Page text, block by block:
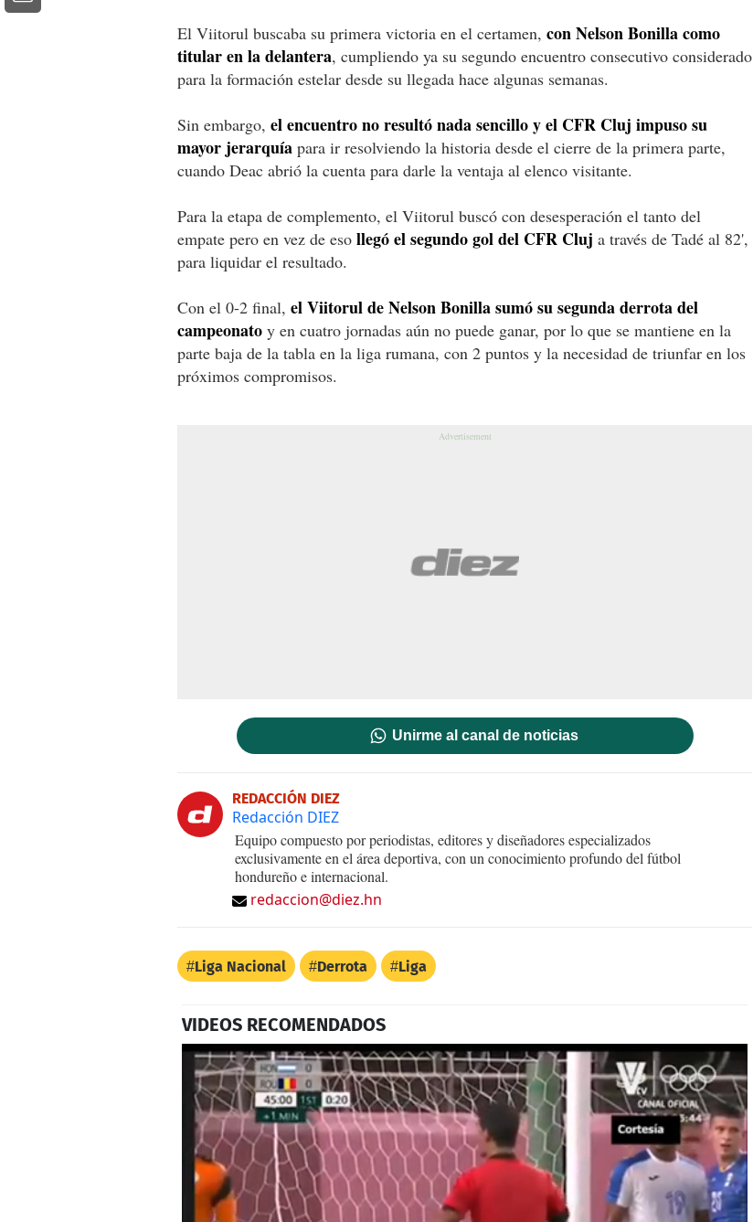
El Viitorul buscaba su primera victoria en el certamen, con Nelson Bonilla como
titular en la delantera, cumpliendo ya su segundo encuentro consecutivo considerado
para la formación estelar desde su llegada hace algunas semanas.
Sin embargo, el encuentro no resultó nada sencillo y el CFR Cluj impuso su
mayor jerarquía para ir resolviendo la historia desde el cierre de la primera parte,
cuando Deac abrió la cuenta para darle la ventaja al elenco visitante.
Para la etapa de complemento, el Viitorul buscó con desesperación el tanto del
empate pero en vez de eso llegó el segundo gol del CFR Cluj a través de Tadé al 82',
para liquidar el resultado.
Con el 0-2 final, el Viitorul de Nelson Bonilla sumó su segunda derrota del
campeonato y en cuatro jornadas aún no puede ganar, por lo que se mantiene en la
parte baja de la tabla en la liga rumana, con 2 puntos y la necesidad de triunfar en los
próximos compromisos.
Unirme al canal de noticias
REDACCIÓN DIEZ
Redacción DIEZ
Equipo compuesto por periodistas, editores y diseñadores especializados
exclusivamente en el área deportiva, con un conocimiento profundo del fútbol
hondureño e internacional.
redaccion@diez.hn
Liga Nacional Derrota Liga
VIDEOS RECOMENDADOS